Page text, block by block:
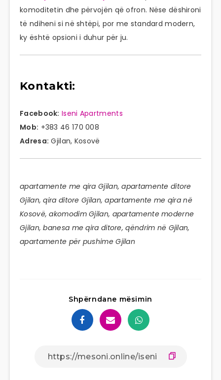
komoditetin dhe përvojën që ofron. Nëse dëshironi
të ndiheni si në shtëpi, por me standard modern,
ky është opsioni i duhur për ju.
Kontakti:
Facebook: Iseni Apartments
Mob: +383 46 170 008
Adresa: Gjilan, Kosovë
apartamente me qira Gjilan, apartamente ditore
Gjilan, qira ditore Gjilan, apartamente me qira në
Kosovë, akomodim Gjilan, apartamente moderne
Gjilan, banesa me qira ditore, qëndrim në Gjilan,
apartamente për pushime Gjilan
Shpërndane mësimin